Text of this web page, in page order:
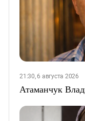
21:30, 6 августа 2026
Атаманчук